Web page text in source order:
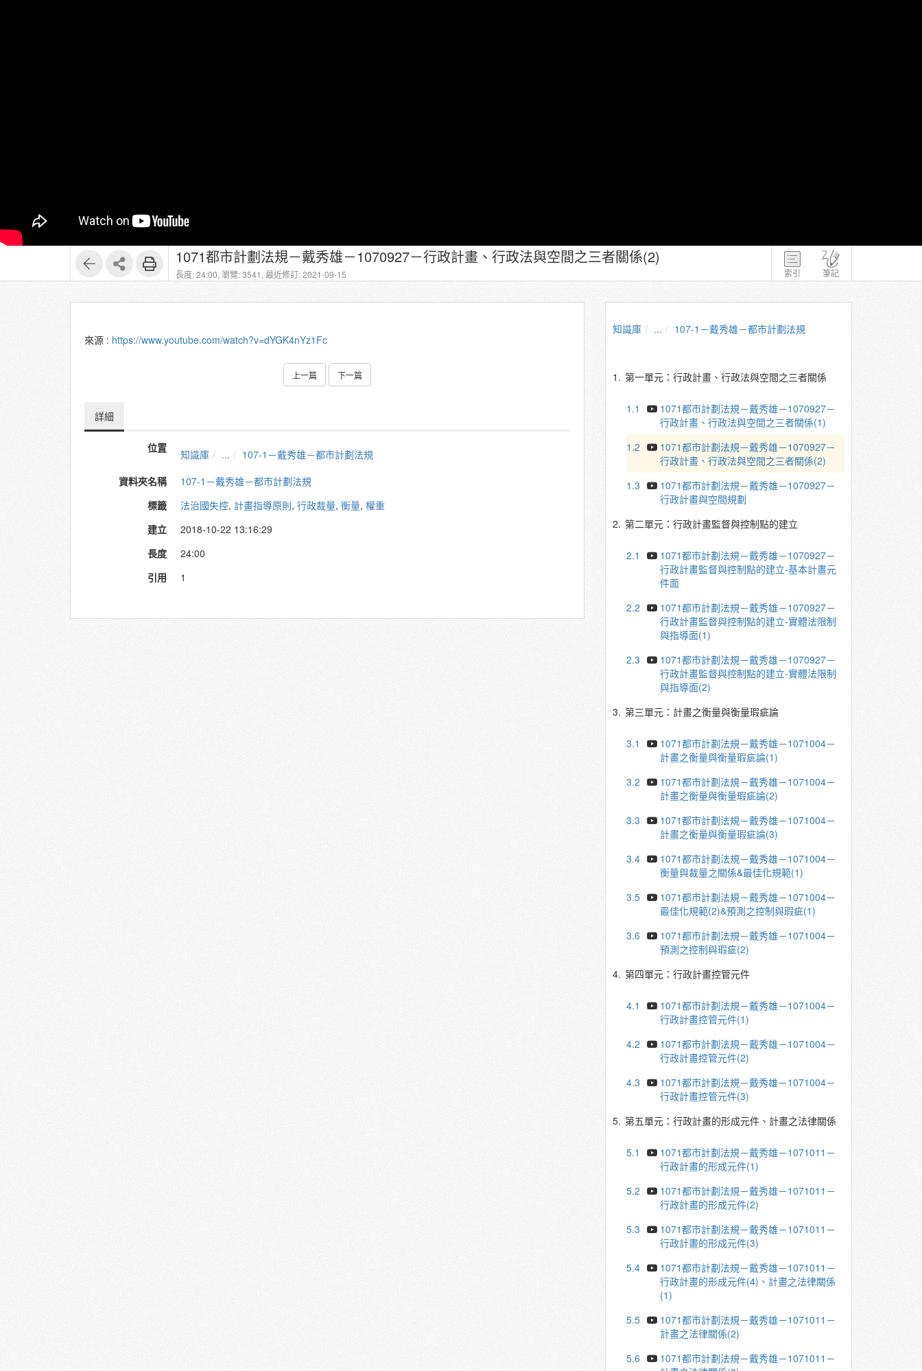
索引 筆記
1071都市計劃法規－戴秀雄－1070927－行政計畫、行政法與空間之三者關係(2)
長度: 24:00, 瀏覽: 3541, 最近修訂: 2021-09-15
來源 : https://www.youtube.com/watch?v=dYGK4nYz1Fc
上一篇 下一篇
詳細
位置 知識庫 ...
107-1－戴秀雄－都市計劃法規
資料夾名稱
107-1－戴秀雄－都市計劃法規
標籤
法治國失控, 計畫指導原則, 行政裁量, 衡量, 權重
建立
2018-10-22 13:16:29
長度
24:00
引用
1
知識庫 ... 107-1－戴秀雄－都市計劃法規
1. 第一單元：行政計畫、行政法與空間之三者關係
1.1
1071都市計劃法規－戴秀雄－1070927－
行政計畫、行政法與空間之三者關係(1)
1.2
1071都市計劃法規－戴秀雄－1070927－
行政計畫、行政法與空間之三者關係(2)
1.3
1071都市計劃法規－戴秀雄－1070927－
行政計畫與空間規劃
2. 第二單元：行政計畫監督與控制點的建立
2.1
1071都市計劃法規－戴秀雄－1070927－
行政計畫監督與控制點的建立-基本計畫元
件面
2.2
1071都市計劃法規－戴秀雄－1070927－
行政計畫監督與控制點的建立-實體法限制
與指導面(1)
2.3
1071都市計劃法規－戴秀雄－1070927－
行政計畫監督與控制點的建立-實體法限制
與指導面(2)
3. 第三單元：計畫之衡量與衡量瑕疵論
3.1
1071都市計劃法規－戴秀雄－1071004－
計畫之衡量與衡量瑕疵論(1)
3.2
1071都市計劃法規－戴秀雄－1071004－
計畫之衡量與衡量瑕疵論(2)
3.3
1071都市計劃法規－戴秀雄－1071004－
計畫之衡量與衡量瑕疵論(3)
3.4
1071都市計劃法規－戴秀雄－1071004－
衡量與裁量之關係&最佳化規範(1)
3.5
1071都市計劃法規－戴秀雄－1071004－
最佳化規範(2)&預測之控制與瑕疵(1)
3.6
1071都市計劃法規－戴秀雄－1071004－
預測之控制與瑕疵(2)
4. 第四單元：行政計畫控管元件
4.1
1071都市計劃法規－戴秀雄－1071004－
行政計畫控管元件(1)
4.2
1071都市計劃法規－戴秀雄－1071004－
行政計畫控管元件(2)
4.3
1071都市計劃法規－戴秀雄－1071004－
行政計畫控管元件(3)
5. 第五單元：行政計畫的形成元件、計畫之法律關係
5.1
1071都市計劃法規－戴秀雄－1071011－
行政計畫的形成元件(1)
5.2
1071都市計劃法規－戴秀雄－1071011－
行政計畫的形成元件(2)
5.3
1071都市計劃法規－戴秀雄－1071011－
行政計畫的形成元件(3)
5.4
1071都市計劃法規－戴秀雄－1071011－
行政計畫的形成元件(4)、計畫之法律關係
(1)
5.5
1071都市計劃法規－戴秀雄－1071011－
計畫之法律關係(2)
5.6
1071都市計劃法規－戴秀雄－1071011－